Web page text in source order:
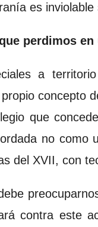
es
perdimos en
a
concepto
que
no como
del XVII, con
contra este